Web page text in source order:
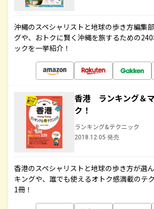
沖縄のスペシャリストと地球の歩き方編集
グや、おトクに賢く沖縄を旅するための
ックを一挙紹介！
香港 ランキング＆
ク！
ランキング&テクニック
2018.12.05 発売
香港のスペシャリストと地球の歩き方が選
キングや、誰でも使えるオトク感満載のテ
1冊！